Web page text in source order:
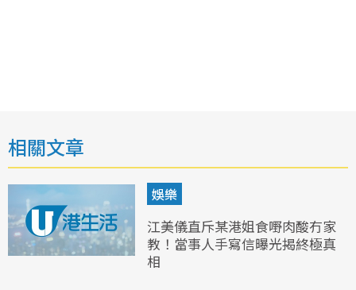
相關文章
娛樂
江美儀直斥某港姐食嘢肉酸冇家
教！當事人手寫信曝光揭終極真
相